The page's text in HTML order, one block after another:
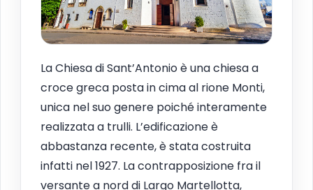
La Chiesa di Sant’Antonio è una chiesa a
croce greca posta in cima al rione Monti,
unica nel suo genere poiché interamente
realizzata a trulli. L’edificazione è
abbastanza recente, è stata costruita
infatti nel 1927. La contrapposizione fra il
versante a nord di Largo Martellotta,